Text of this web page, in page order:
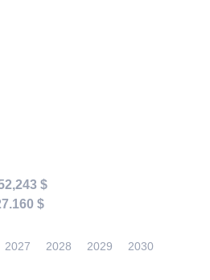
$
$
2027 2028 2029 2030